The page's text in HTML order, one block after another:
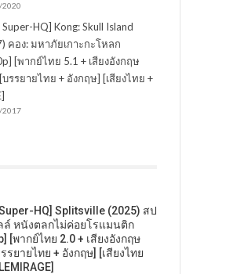
2020
HQ] Kong: Skull Island
คอง: มหาภัยเกาะกะโหลก
[พากย์ไทย 5.1 + เสียงอังกฤษ
บรรยายไทย + อังกฤษ] [เสียงไทย +
2017
HQ] Splitsville (2025) สป
ล์ หนังตลกไม่ค่อยโรแมนติก
[พากย์ไทย 2.0 + เสียงอังกฤษ
รยายไทย + อังกฤษ] [เสียงไทย